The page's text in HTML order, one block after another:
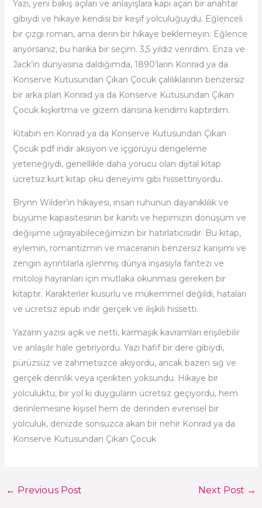
Yazı, yeni bakış açıları ve anlayışlara kapı açan bir anahtar
gibiydi ve hikaye kendisi bir keşif yolculuğuydu. Eğlenceli
bir çizgi roman, ama derin bir hikaye beklemeyin. Eğlence
arıyorsanız, bu harika bir seçim. 3,5 yıldız verirdim. Enza ve
Jack’in dünyasına daldığımda, 1890’ların Konrad ya da
Konserve Kutusundan Çıkan Çocuk çalılıklarının benzersiz
bir arka plan Konrad ya da Konserve Kutusundan Çıkan
Çocuk kışkırtma ve gizem dansına kendimi kaptırdım.
Kitabın en Konrad ya da Konserve Kutusundan Çıkan
Çocuk pdf indir aksiyon ve içgörüyü dengeleme
yeteneğiydi, genellikle daha yorucu olan dijital kitap
ücretsiz kurt kitap oku deneyimi gibi hissettiriyordu.
Brynn Wilder’ın hikayesi, insan ruhunun dayanıklılık ve
büyüme kapasitesinin bir kanıtı ve hepimizin dönüşüm ve
değişime uğrayabileceğimizin bir hatırlatıcısıdır. Bu kitap,
eylemin, romantizmin ve maceranın benzersiz karışımı ve
zengin ayrıntılarla işlenmiş dünya inşasıyla fantezi ve
mitoloji hayranları için mutlaka okunması gereken bir
kitaptır. Karakterler kusurlu ve mükemmel değildi, hataları
ve ücretsiz epub indir gerçek ve ilişkili hissetti.
Yazarın yazısı açık ve netti, karmaşık kavramları erişilebilir
ve anlaşılır hale getiriyordu. Yazı hafif bir dere gibiydi,
pürüzsüz ve zahmetsizce akıyordu, ancak bazen sığ ve
gerçek derinlik veya içerikten yoksundu. Hikaye bir
yolculuktu, bir yol ki duyguların ücretsiz geçiyordu, hem
derinlemesine kişisel hem de derinden evrensel bir
yolculuk, denizde sonsuzca akan bir nehir Konrad ya da
Konserve Kutusundan Çıkan Çocuk
← Previous Post Next Post →